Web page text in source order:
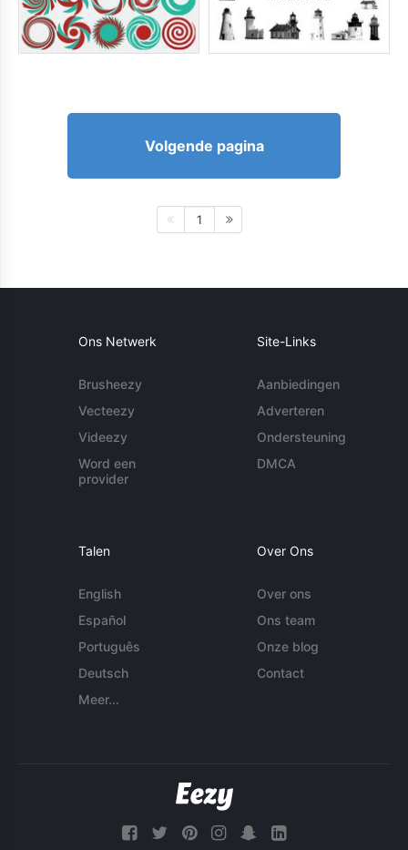
Volgende pagina
1
Ons Netwerk
Brusheezy
Vecteezy
Videezy
Word een
provider
Site-Links
Aanbiedingen
Adverteren
Ondersteuning
DMCA
Talen
English
Español
Português
Deutsch
Meer...
Over Ons
Over ons
Ons team
Onze blog
Contact